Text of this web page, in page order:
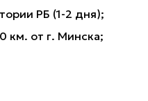
РБ (1-2 дня);
км. от г. Минска;